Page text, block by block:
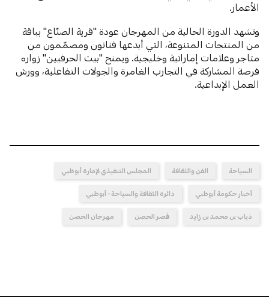
الأعمار.
وتشهد الدورة الحالية من المهرجان عودة "قرية الصنّاع" بباقة
من المنتجات المتنوعة، التي أبدعها فنانون ومصمّمون من
متاجر وعلامات إماراتية وخليجية. ويمنح "بيت الحرفيين" زواره
فرصة المشاركة في التجارب الغامرة والجولات التفاعلية، وورش
العمل الإبداعية.
السياحة الفن والثقافة المجلس التنفيذي لإمارة أبوظبي
أخبار حكومة أبوظبي دائرة الثقافة والسياحة - أبوظبي
ذياب بن محمد بن زايد قصر الحصن مهرجان الحصن